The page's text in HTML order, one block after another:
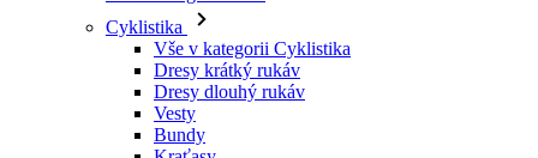
Vesty
Bundy
Kraťasy
Kombinézy
3/4 kalhoty
Dlouhé kalhoty
Spodní prádlo